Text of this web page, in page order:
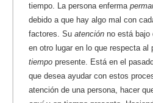
tiempo. La persona enferma
debido a que hay algo mal con
factores. Su atención no está bajo
en otro lugar en lo que respecta al
tiempo presente. Está en el
que desea ayudar con estos
atención de una persona, hacer